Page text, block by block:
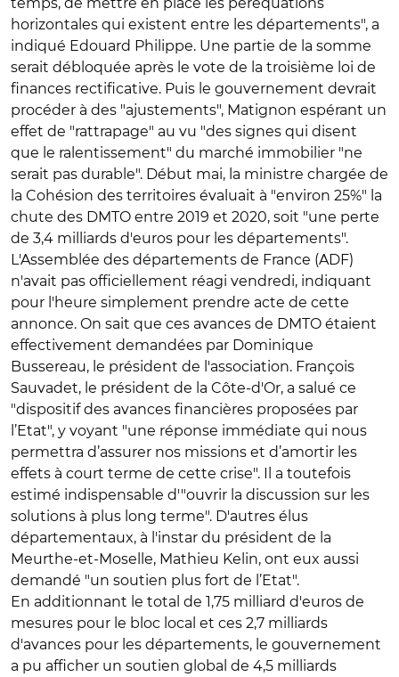
horizontales qui existent entre les départements", a
indiqué Edouard Philippe. Une partie de la somme
serait débloquée après le vote de la troisième loi de
finances rectificative. Puis le gouvernement devrait
procéder à des "ajustements", Matignon espérant un
effet de "rattrapage" au vu "des signes qui disent
que le ralentissement" du marché immobilier "ne
serait pas durable". Début mai, la ministre chargée de
la Cohésion des territoires évaluait à "environ 25%" la
chute des DMTO entre 2019 et 2020, soit "une perte
de 3,4 milliards d'euros pour les départements".
L'Assemblée des départements de France (ADF)
n'avait pas officiellement réagi vendredi, indiquant
pour l'heure simplement prendre acte de cette
annonce. On sait que ces avances de DMTO étaient
effectivement demandées par Dominique
Bussereau, le président de l'association. François
Sauvadet, le président de la Côte-d'Or, a salué ce
"dispositif des avances financières proposées par
l’Etat", y voyant "une réponse immédiate qui nous
permettra d’assurer nos missions et d’amortir les
effets à court terme de cette crise". Il a toutefois
estimé indispensable d'"ouvrir la discussion sur les
solutions à plus long terme". D'autres élus
départementaux, à l'instar du président de la
Meurthe-et-Moselle, Mathieu Kelin, ont eux aussi
demandé "un soutien plus fort de l’Etat".
En additionnant le total de 1,75 milliard d'euros de
mesures pour le bloc local et ces 2,7 milliards
d'avances pour les départements, le gouvernement
a pu afficher un soutien global de 4,5 milliards